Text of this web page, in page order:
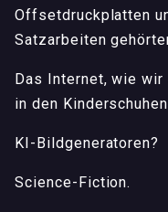
Offsetdruckplatten
Satzarbeiten
Das Internet, wie
in den
KI-Bildgeneratoren?
Science-Fiction.